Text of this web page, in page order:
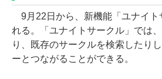
9月22日から、新機能「ユナイト
れる。「ユナイトサークル」では
り、既存のサークルを検索したり
ーとつながることができる。